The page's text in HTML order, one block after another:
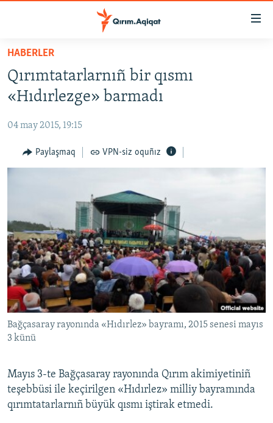
Esas
qaytmaq
Baş
qaytmaq
qaytmaq
SİYASET
CEMİYET
MEDENİYET
SÜRET
BLOGLAR
FİKİR
Русский
Українською
RFE/RS bütün saytları
HABERLER
Qırımtatarlarnıñ bir qısmı
«Hıdırlezge» barmadı
04 may 2015, 19:15
Paylaşmaq VPN-siz oquñız
Bağçasaray rayonında «Hıdırlez» bayramı, 2015 senesi mayıs
3 künü
Mayıs 3-te Bağçasaray rayonında Qırım akimiyetiniñ
teşebbüsi ile keçirilgen «Hıdırlez» milliy bayramında
qırımtatarlarnıñ büyük qısmı iştirak etmedi.